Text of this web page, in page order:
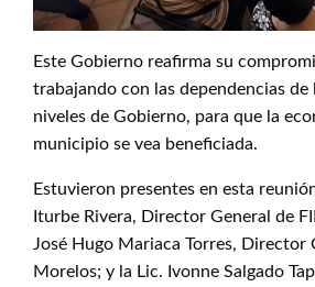
Este Gobierno reafirma su
trabajando con las dependencias
niveles de Gobierno, para que la
municipio se vea beneficiada.
Estuvieron presentes en esta
Iturbe Rivera, Director General de
José Hugo Mariaca Torres, Director
Morelos; y la Lic. Ivonne Salgado